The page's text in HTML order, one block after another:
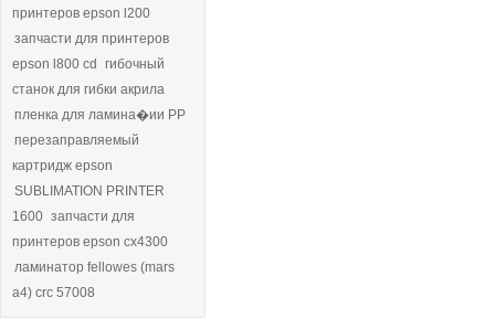
принтеров epson l200
запчасти для принтеров
epson l800 cd
гибочный
станок для гибки акрила
пленка для ламина�ии РР
перезаправляемый
картридж epson
SUBLIMATION PRINTER
1600 запчасти для
принтеров epson cx4300
ламинатор fellowes (mars
a4) crc 57008